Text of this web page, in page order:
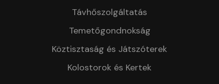
Távhőszolgáltatás
Temetőgondnokság
Köztisztaság és Játszóterek
Kolostorok és Kertek